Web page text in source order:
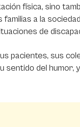
física, sino
a la
de
pacientes, sus
sentido del humor,